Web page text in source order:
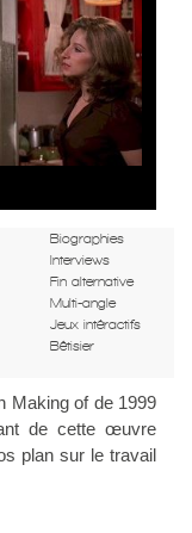
Biographies
Interviews
Fin alternative
Multi-angle
Jeux intéractifs
Bêtisier
Making of de 1999
de cette œuvre
plan sur le travail